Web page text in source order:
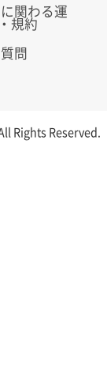
関わる運
規約
問
Rights Reserved.